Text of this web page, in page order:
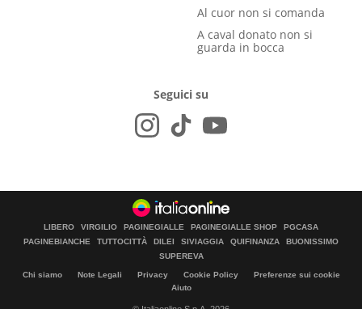
Al cuor non si comanda
A caval donato non si
guarda in bocca
Seguici su
LIBERO VIRGILIO PAGINEGIALLE PAGINEGIALLE SHOP
PGCASA
PAGINEBIANCHE
TUTTOCITTÀ DILEI SIVIAGGIA QUIFINANZA
BUONISSIMO
SUPEREVA
Chi siamo Note Legali Privacy Cookie Policy
Preferenze sui cookie
Aiuto